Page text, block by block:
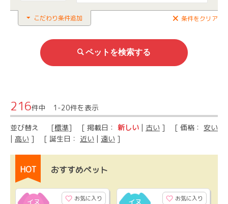
こだわり条件追加 条件をクリア
216件中 1-20件を表示
並び替え [標準] [ 掲載日： 新しい | 古い ] [ 価格： 安い
| 高い ] [ 誕生日： 近い | 遠い ]
HOT おすすめペット
お気に入り お気に入り